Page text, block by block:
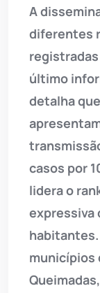
A
diferentes
registradas
último
detalha
casos por
lidera o
expressiva
habitantes.
municípios